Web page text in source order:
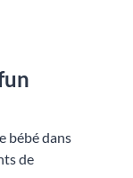
bébé dans
de